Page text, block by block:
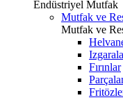
Endüstriyel Mutfak
Mutfak ve
Mutfak ve
Fırınlar